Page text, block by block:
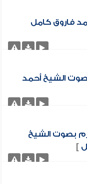
فاروق كامل
الشيخ أحمد
بصوت الشيخ
]